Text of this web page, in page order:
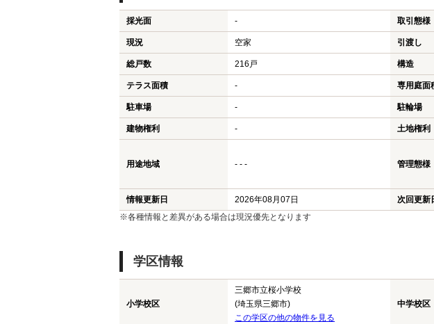
採光面 - 取引態様
現況 空家 引渡し
総戸数 216戸 構造
テラス面積 - 専用庭面
駐車場 - 駐輪場
建物権利 - 土地権利
用途地域 - - - 管理態様
情報更新日 2026年08月07日 次回更新
※各種情報と差異がある場合は現況優先となります
学区情報
小学校区
三郷市立桜小学校
(埼玉県三郷市)
この学区の他の物件を見る
中学校区